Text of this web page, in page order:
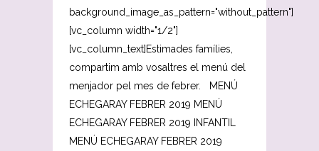
background_image_as_pattern="without_pattern"]
[vc_column width="1/2"]
[vc_column_text]Estimades famílies,
compartim amb vosaltres el menú del
menjador pel mes de febrer. MENÚ
ECHEGARAY FEBRER 2019 MENÚ
ECHEGARAY FEBRER 2019 INFANTIL
MENÚ ECHEGARAY FEBRER 2019